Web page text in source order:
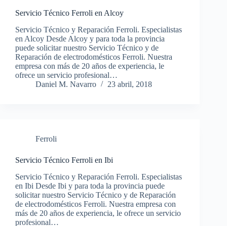
Servicio Técnico Ferroli en Alcoy
Servicio Técnico y Reparación Ferroli. Especialistas
en Alcoy Desde Alcoy y para toda la provincia
puede solicitar nuestro Servicio Técnico y de
Reparación de electrodomésticos Ferroli. Nuestra
empresa con más de 20 años de experiencia, le
ofrece un servicio profesional…
Daniel M. Navarro
23 abril, 2018
Ferroli
Servicio Técnico Ferroli en Ibi
Servicio Técnico y Reparación Ferroli. Especialistas
en Ibi Desde Ibi y para toda la provincia puede
solicitar nuestro Servicio Técnico y de Reparación
de electrodomésticos Ferroli. Nuestra empresa con
más de 20 años de experiencia, le ofrece un servicio
profesional…